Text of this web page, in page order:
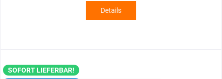
Details
SOFORT LIEFERBAR!